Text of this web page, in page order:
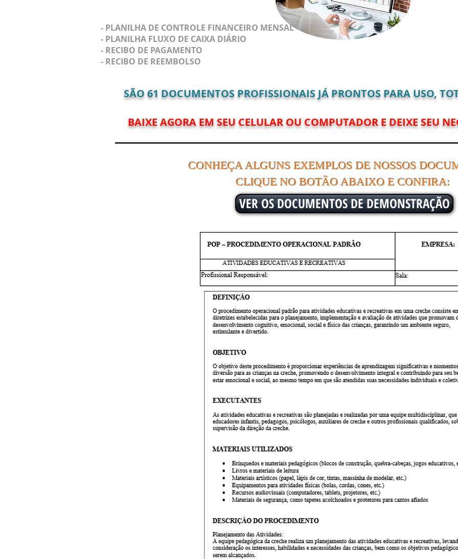
- PLANILHA DE CONTROLE FINANCEIRO MENSAL
- PLANILHA FLUXO DE CAIXA DIÁRIO
- RECIBO DE PAGAMENTO
- RECIBO DE REEMBOLSO
SÃO61 DOCUMENTOS PROFISSIONAIS JÁ PRONTOS PARA USO,
BAIXE AGORA EM SEU CELULAR OU COMPUTADOR E DEIXE SEU
CONHEÇA ALGUNS EXEMPLOS DE NOSSOS
CLIQUE NO BOTÃO ABAIXO E CONFIRA:
VER OS DOCUMENTOS DE DEMONSTRAÇÃO